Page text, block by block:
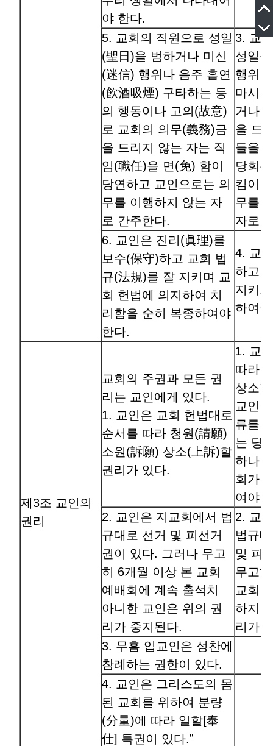
야 한다.
5. 교회의 직원으로 성일
(聖日)을 범하거나 미신
(迷信) 행위나 음주 흡연
(飮酒吸煙) 구타하는 등
의 행동이나 고의(故意)
로 교회의 의무(義務)금
을 드리지 않는 자는 직
임(職任)을 면(免) 함이
당연하고 교인으로는 의
무를 이행하지 않는 자
로 간주한다.
3. 교
성일
행위
마시
거나
을 드
들을
당회
킴이
무를
자로
6. 교인은 진리(眞理)를
보수(保守)하고 교회 법
규(法規)를 잘 지키며 교
회 헌법에 의지하여 치
리함을 순히 복종하여야
한다.
4. 교
하고
지키
하여
제3조 교인의
권리
교회의 주권과 모든 권
리는 교인에게 있다.
1. 교인은 교회 헌법대로
순서를 따라 청원(請願)
소원(訴願) 상소(上訴)할
권리가 있다.
1. 교
따라
상소
교인
류를
는 당
하나
회가
여야
2. 교인은 지교회에서 법
규대로 선거 및 피선거
권이 있다. 그러나 무고
히 6개월 이상 본 교회
예배회에 계속 출석치
아니한 교인은 위의 권
리가 중지된다.
2. 교
법규
및 피
무고
교회
하지
리가
3. 무흠 입교인은 성찬에
참례하는 권한이 있다.
4. 교인은 그리스도의 몸
된 교회를 위하여 분량
(分量)에 따라 일할[奉
仕] 특권이 있다.”